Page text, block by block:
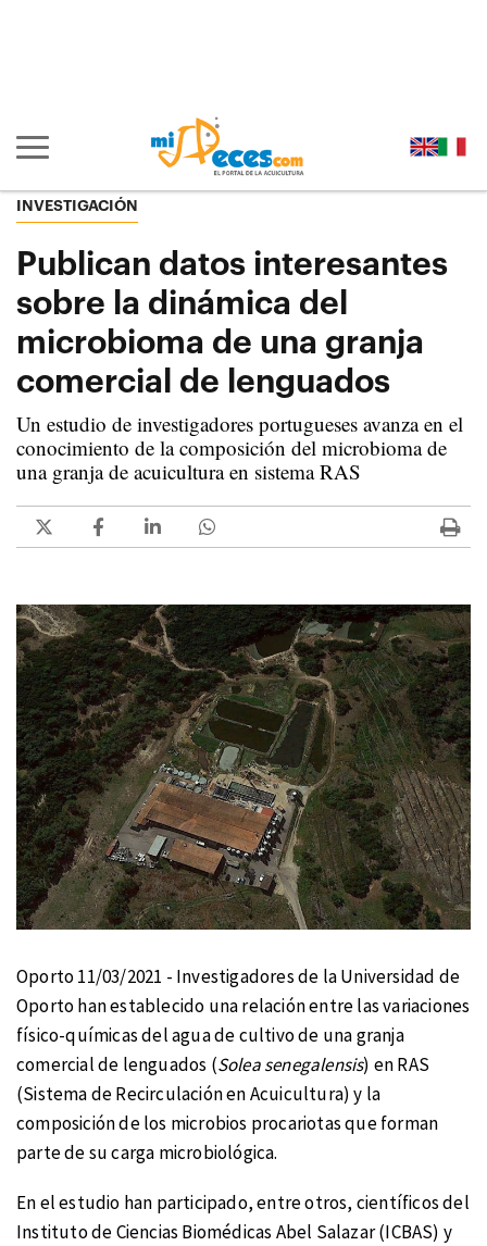
Mostrar/ocultar navegación principal
INVESTIGACIÓN
Publican datos interesantes
sobre la dinámica del
microbioma de una granja
comercial de lenguados
Un estudio de investigadores portugueses avanza en el
conocimiento de la composición del microbioma de
una granja de acuicultura en sistema RAS
Oporto 11/03/2021 - Investigadores de la Universidad de
Oporto han establecido una relación entre las variaciones
físico-químicas del agua de cultivo de una granja
comercial de lenguados (Solea senegalensis) en RAS
(Sistema de Recirculación en Acuicultura) y la
composición de los microbios procariotas que forman
parte de su carga microbiológica.
En el estudio han participado, entre otros, científicos del
Instituto de Ciencias Biomédicas Abel Salazar (ICBAS) y